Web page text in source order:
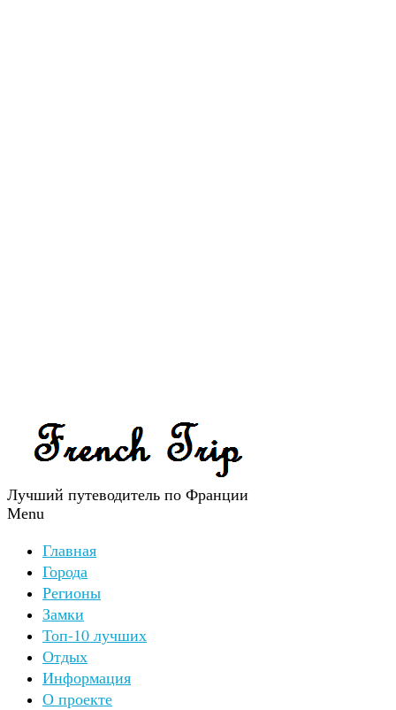
Лучший путеводитель по Франции
Menu
Главная
Города
Регионы
Замки
Топ-10 лучших
Отдых
Информация
О проекте